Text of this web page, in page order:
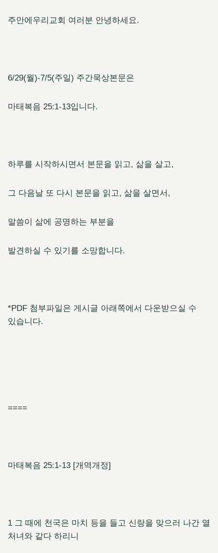
주안에우리교회 여러분 안녕하세요.
6/29(월)-7/5(주일) 주간묵상본문은
마태복음 25:1-13입니다.
하루를 시작하시면서 본문을 읽고, 삶을 살고,
그 다음날 또 다시 본문을 읽고, 삶을 살면서,
말씀이 삶에 공명하는 부분을
발견하실 수 있기를 소망합니다.
*PDF 첨부파일은 게시글 아래쪽에서 다운받으실 수
있습니다.
====
마태복음 25:1-13 [개역개정]
1 그 때에 천국은 마치 등을 들고 신랑을 맞으러 나간 열
처녀와 같다 하리니